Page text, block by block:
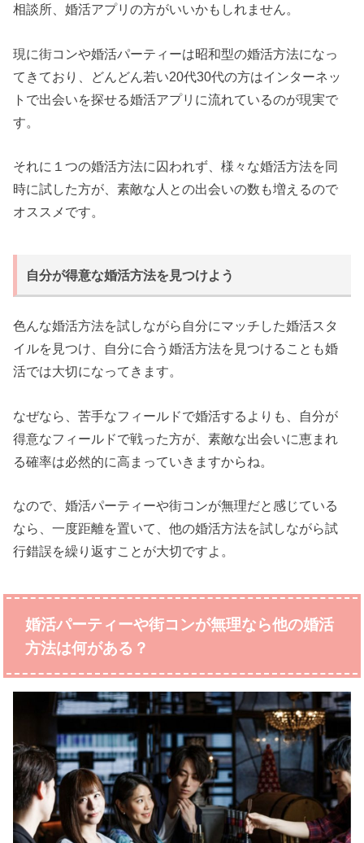
相談所、婚活アプリの方がいいかもしれません。
現に街コンや婚活パーティーは昭和型の婚活方法になっ
てきており、どんどん若い20代30代の方はインターネッ
トで出会いを探せる婚活アプリに流れているのが現実で
す。
それに１つの婚活方法に囚われず、様々な婚活方法を同
時に試した方が、素敵な人との出会いの数も増えるので
オススメです。
自分が得意な婚活方法を見つけよう
色んな婚活方法を試しながら自分にマッチした婚活スタ
イルを見つけ、自分に合う婚活方法を見つけることも婚
活では大切になってきます。
なぜなら、苦手なフィールドで婚活するよりも、自分が
得意なフィールドで戦った方が、素敵な出会いに恵まれ
る確率は必然的に高まっていきますからね。
なので、婚活パーティーや街コンが無理だと感じている
なら、一度距離を置いて、他の婚活方法を試しながら試
行錯誤を繰り返すことが大切ですよ。
婚活パーティーや街コンが無理なら他の婚活
方法は何がある？